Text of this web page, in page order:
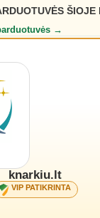
→
knarkiu.lt
VIP PATIKRINTA